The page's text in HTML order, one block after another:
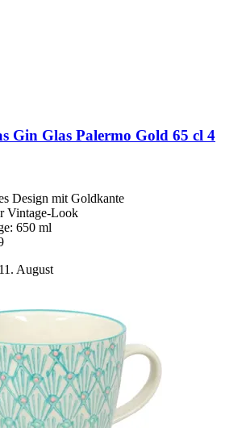
Gin Glas Palermo Gold 65 cl 4
Design mit Goldkante
Vintage-Look
650 ml
August